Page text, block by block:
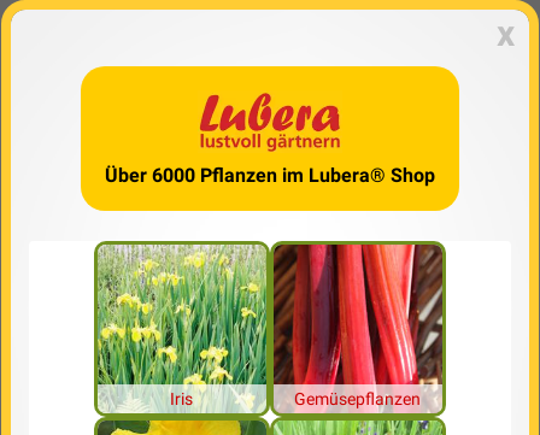
x
Über 6000 Pflanzen im Lubera® Shop
Iris Gemüsepflanzen